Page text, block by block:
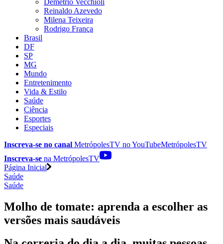
Reinaldo Azevedo
Milena Teixeira
Rodrigo França
Brasil
DF
SP
MG
Mundo
Entretenimento
Vida & Estilo
Saúde
Ciência
Esportes
Especiais
Inscreva-se no canal MetrópolesTV noYouTubeMetrópolesTV
Inscreva-se na MetrópolesTV
Página Inicial
Saúde
Saúde
Molho de tomate: aprenda a escolher as
versões mais saudáveis